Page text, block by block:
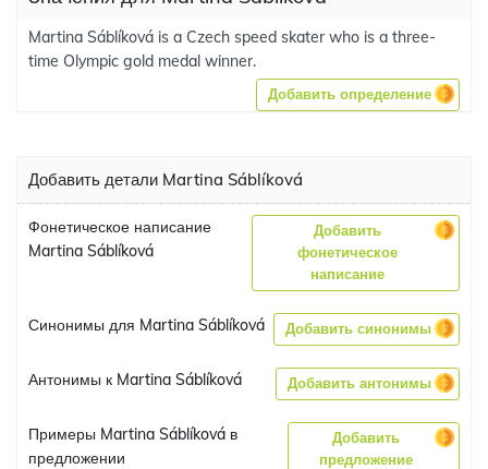
Martina Sáblíková is a Czech speed skater who is a three-
time Olympic gold medal winner.
Добавить определение
Добавить детали Martina Sáblíková
Фонетическое написание
Martina Sáblíková
Добавить
фонетическое
написание
Синонимы для Martina Sáblíková Добавить синонимы
Антонимы к Martina Sáblíková Добавить антонимы
Примеры Martina Sáblíková в
предложении
Добавить
предложение